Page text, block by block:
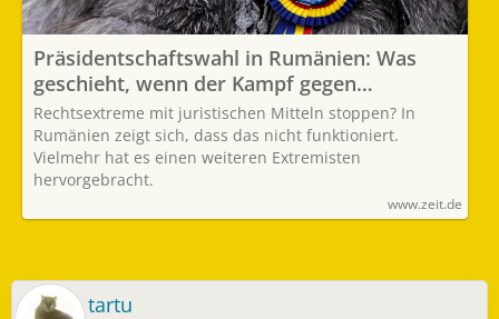
Präsidentschaftswahl in Rumänien: Was
geschieht, wenn der Kampf gegen
Korruption verloren geht
Rechtsextreme mit juristischen Mitteln stoppen? In
Rumänien zeigt sich, dass das nicht funktioniert.
Vielmehr hat es einen weiteren Extremisten
hervorgebracht.
www.zeit.de
tartu